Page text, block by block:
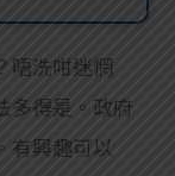
唔洗咁迷惘
多得是。政府
有興趣可以